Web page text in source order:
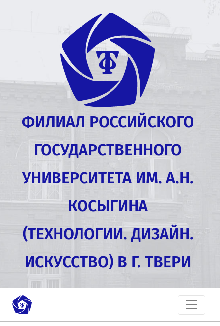
ФИЛИАЛ РОССИЙСКОГО
ГОСУДАРСТВЕННОГО
УНИВЕРСИТЕТА ИМ. А.Н.
КОСЫГИНА
(ТЕХНОЛОГИИ. ДИЗАЙН.
ИСКУССТВО) В Г. ТВЕРИ